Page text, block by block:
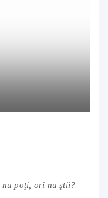
poţi, ori nu ştii?